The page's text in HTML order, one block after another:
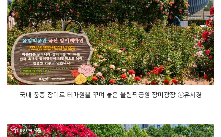
국내 품종 장미로 테마원을 꾸며 놓은 올림픽공원 장미광장 ⓒ유서경